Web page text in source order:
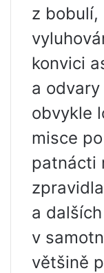
z bobulí,
konvici
a
obvykle
misce
patnácti
a
v
většině